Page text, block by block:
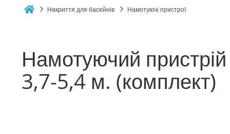
Накриття для басейнів Намотуючі пристрої
Намотуючий
3,7-5,4 м. (комплект)